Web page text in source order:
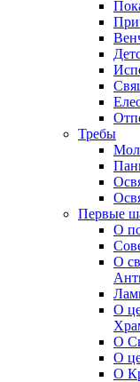
Требы
Первые
О
О
О
О
О
О